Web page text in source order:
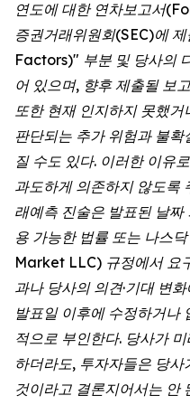
연도에 대한 연차보고서
증권거래위원회(SEC)에
Factors)" 부분 및 당사의
어 있으며, 향후 제출될 보
또한 현재 인지하지 못했
판단되는 추가 위험과 불
질 수도 있다. 이러한 이유
과도하게 의존하지 않도록
래예측 진술은 발표된 날
용 가능한 법률 또는 나스
Market LLC) 규정에서 요
과나 당사의 의견·기대 변
발표일 이후에 수정하거나
적으로 부인한다. 당사가
하더라도, 투자자들은 당
것이라고 결론지어서는 안